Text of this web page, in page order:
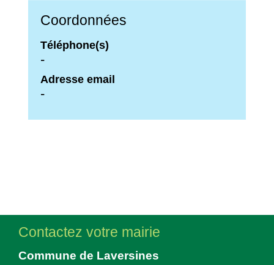
Coordonnées
Téléphone(s)
-
Adresse email
-
Contactez votre mairie
Commune de Laversines